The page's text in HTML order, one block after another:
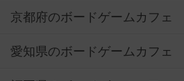
京都府のボードゲームカフェ
愛知県のボードゲームカフェ